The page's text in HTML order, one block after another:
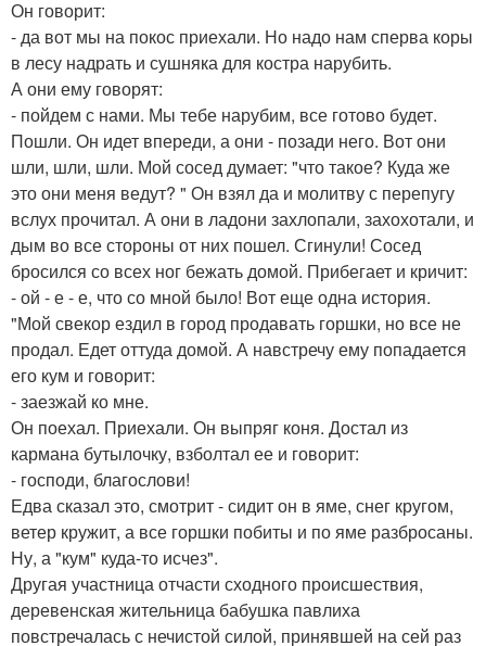
Он говорит:
- да вот мы на покос приехали. Но надо нам сперва коры
в лесу надрать и сушняка для костра нарубить.
А они ему говорят:
- пойдем с нами. Мы тебе нарубим, все готово будет.
Пошли. Он идет впереди, а они - позади него. Вот они
шли, шли, шли. Мой сосед думает: "что такое? Куда же
это они меня ведут? " Он взял да и молитву с перепугу
вслух прочитал. А они в ладони захлопали, захохотали, и
дым во все стороны от них пошел. Сгинули! Сосед
бросился со всех ног бежать домой. Прибегает и кричит:
- ой - е - е, что со мной было! Вот еще одна история.
"Мой свекор ездил в город продавать горшки, но все не
продал. Едет оттуда домой. А навстречу ему попадается
его кум и говорит:
- заезжай ко мне.
Он поехал. Приехали. Он выпряг коня. Достал из
кармана бутылочку, взболтал ее и говорит:
- господи, благослови!
Едва сказал это, смотрит - сидит он в яме, снег кругом,
ветер кружит, а все горшки побиты и по яме разбросаны.
Ну, а "кум" куда-то исчез".
Другая участница отчасти сходного происшествия,
деревенская жительница бабушка павлиха
повстречалась с нечистой силой, принявшей на сей раз